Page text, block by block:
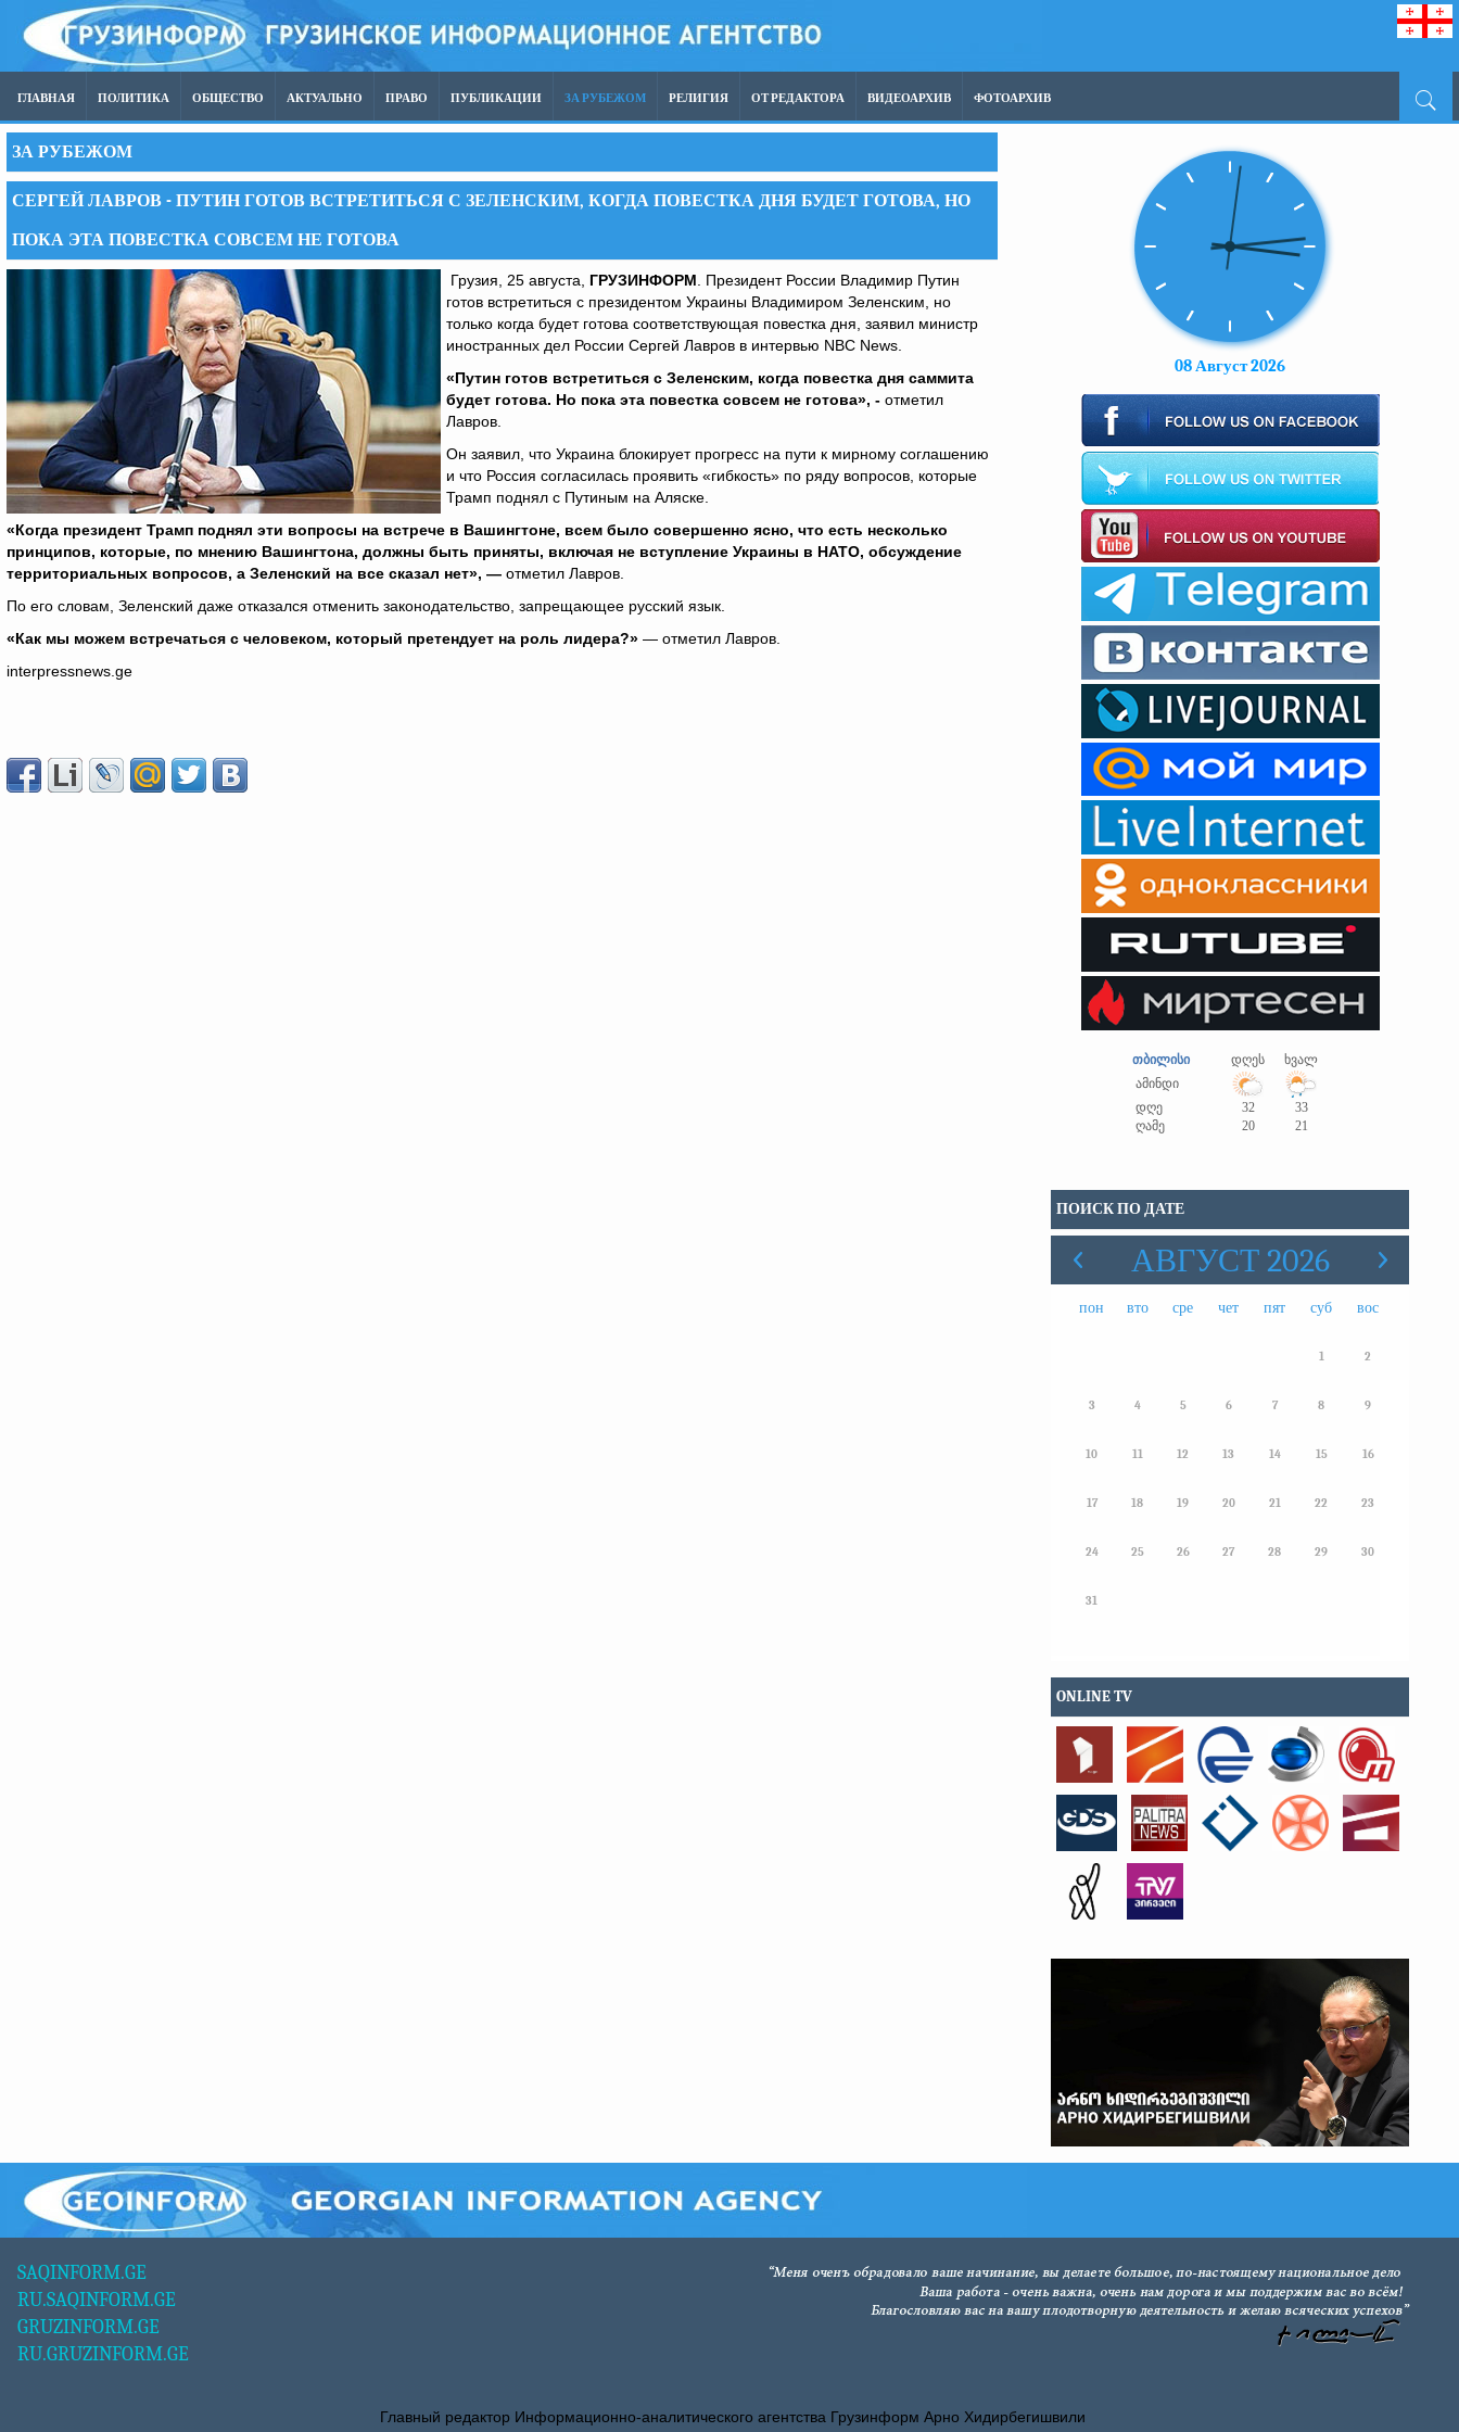
ГЛАВНАЯ ПОЛИТИКА ОБЩЕСТВО АКТУАЛЬНО ПРАВО ПУБЛИКАЦИИ ЗА РУБЕЖОМ РЕЛИГИЯ ОТ РЕДАКТОРА ВИДЕОАРХИВ ФОТОАРХИВ
ЗА РУБЕЖОМ
СЕРГЕЙ ЛАВРОВ - ПУТИН ГОТОВ ВСТРЕТИТЬСЯ С ЗЕЛЕНСКИМ, КОГДА ПОВЕСТКА ДНЯ БУДЕТ ГОТОВА, НО
ПОКА ЭТА ПОВЕСТКА СОВСЕМ НЕ ГОТОВА
Грузия, 25 августа, ГРУЗИНФОРМ . Президент России Владимир Путин
готов встретиться с президентом Украины Владимиром Зеленским, но
только когда будет готова ​​соответствующая повестка дня, заявил министр
иностранных дел России Сергей Лавров в интервью NBC News.
«Путин готов встретиться с Зеленским, когда повестка дня саммита
будет готова. Но пока эта повестка совсем не готова», - отметил
Лавров.
Он заявил, что Украина блокирует прогресс на пути к мирному соглашению
и что Россия согласилась проявить «гибкость» по ряду вопросов, которые
Трамп поднял с Путиным на Аляске.
«Когда президент Трамп поднял эти вопросы на встрече в Вашингтоне, всем было совершенно ясно, что есть несколько
принципов, которые, по мнению Вашингтона, должны быть приняты, включая не вступление Украины в НАТО, обсуждение
территориальных вопросов, а Зеленский на все сказал нет», — отметил Лавров.
По его словам, Зеленский даже отказался отменить законодательство, запрещающее русский язык.
«Как мы можем встречаться с человеком, который претендует на роль лидера?» — отметил Лавров.
interpressnews.ge
08 Август 2026
თბილისი დღეს
ხვალ
ამინდი
დღე
32
33
ღამე
20 21
ПОИСК ПО ДАТЕ
АВГУСТ 2026
пон вто сре чет пят суб вос
1 2
3 4 5 6 7 8 9
10 11 12 13 14 15 16
17 18 19 20 21 22 23
24 25 26 27 28 29 30
31
ONLINE TV
SAQINFORM.GE
RU.SAQINFORM.GE
GRUZINFORM.GE
RU.GRUZINFORM.GE
Главный редактор Информационно-аналитического агентства Грузинформ Арно Хидирбегишвили